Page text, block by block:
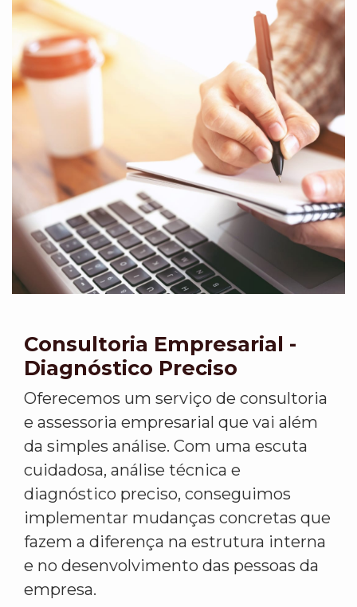
Consultoria Empresarial -
Diagnóstico Preciso
Oferecemos um serviço de consultoria
e assessoria empresarial que vai além
da simples análise. Com uma escuta
cuidadosa, análise técnica e
diagnóstico preciso, conseguimos
implementar mudanças concretas que
fazem a diferença na estrutura interna
e no desenvolvimento das pessoas da
empresa.